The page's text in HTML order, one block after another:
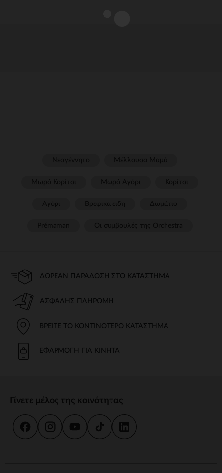
ΔΩΡΕΆΝ ΠΑΡΆΔΟΣΗ ΣΤΟ ΚΑΤΆΣΤΗΜΑ
ΑΣΦΑΛΉΣ ΠΛΗΡΩΜΉ
ΒΡΕΊΤΕ ΤΟ ΚΟΝΤΙΝΌΤΕΡΟ ΚΑΤΆΣΤΗΜΑ
ΕΦΑΡΜΟΓΉ ΓΙΑ ΚΙΝΗΤΆ
Γίνετε μέλος της κοινότητας